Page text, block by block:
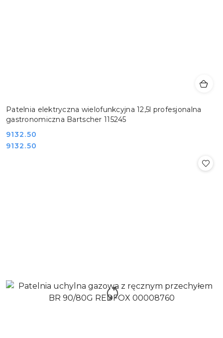
Patelnia elektryczna wielofunkcyjna 12,5l profesjonalna
gastronomiczna Bartscher 115245
Cena:
9132.50
Cena:
9132.50